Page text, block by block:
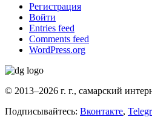
Регистрация
Войти
Entries feed
Comments feed
WordPress.org
© 2013–2026 г. г., самарский
Подписывайтесь: Вконтакте,